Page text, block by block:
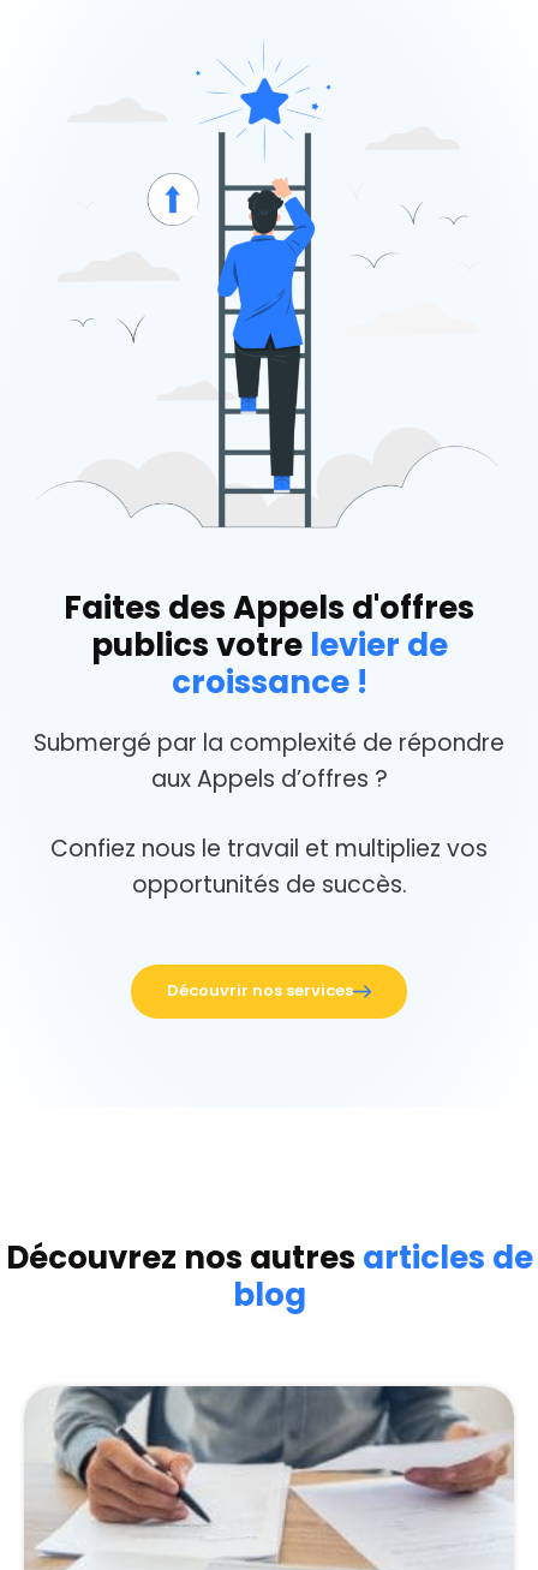
Faites des Appels d'offres
publics votre levier de
croissance !
Submergé par la complexité de répondre
aux Appels d’offres ?
Confiez nous le travail et multipliez vos
opportunités de succès.
Découvrir nos services
Découvrez nos autres articles de
blog